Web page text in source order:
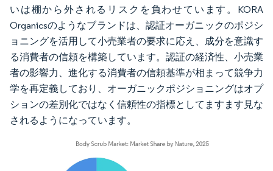
いは棚から外されるリスクを負わせています。KORA
Organicsのようなブランドは、認証オーガニックのポジシ
ョニングを活用して小売業者の要求に応え、成分を意識す
る消費者の信頼を構築しています。認証の経済性、小売業
者の影響力、進化する消費者の信頼基準が相まって競争力
学を再定義しており、オーガニックポジショニングはオプ
ションの差別化ではなく信頼性の指標としてますます見な
されるようになっています。